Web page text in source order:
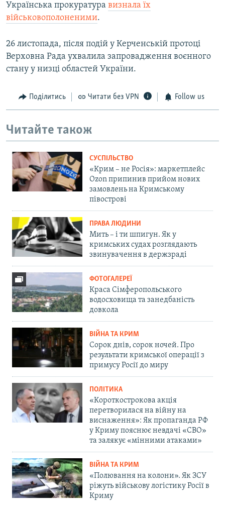
Українська прокуратура визнала їх
військовополоненими.
26 листопада, після подій у Керченській протоці
Верховна Рада ухвалила запровадження воєнного
стану у низці областей України.
Поділитись Читати без VPN Follow us
Читайте також
СУСПІЛЬСТВО
«Крим – не Росія»: маркетплейс
Ozon припинив прийом нових
замовлень на Кримському
півострові
ПРАВА ЛЮДИНИ
Мить – і ти шпигун. Як у
кримських судах розглядають
звинувачення в держзраді
ФОТОГАЛЕРЕЇ
Краса Сімферопольського
водосховища та занедбаність
довкола
ВІЙНА ТА КРИМ
Сорок днів, сорок ночей. Про
результати кримської операції з
примусу Росії до миру
ПОЛІТИКА
«Короткострокова акція
перетворилася на війну на
виснаження»: Як пропаганда РФ
у Криму пояснює невдачі «СВО»
та залякує «мінними атаками»
ВІЙНА ТА КРИМ
«Полювання на колони». Як ЗСУ
ріжуть військову логістику Росії в
Криму